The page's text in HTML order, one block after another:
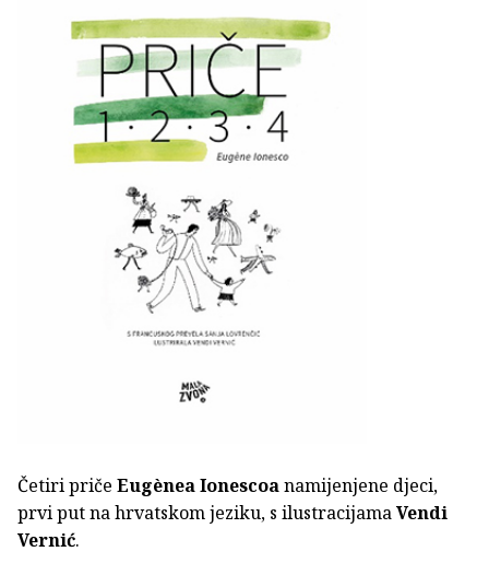
Četiri priče Eugènea Ionescoanamijenjene djeci,
prvi put na hrvatskom jeziku, s ilustracijamaVendi
Vernić.